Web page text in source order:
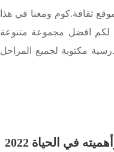
ثقافة.كوم ومعنا في هذا
لكم افضل مجموعة متنوعة
مكتوبة لجميع المراحل
بحث عن الماء وأهميته في الحياة 2022